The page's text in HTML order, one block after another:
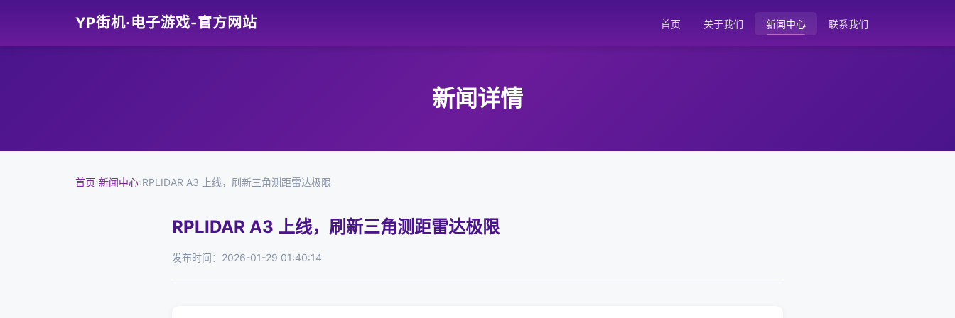
YP街机·电子游戏-官方网站 首页 关于我们 新闻中心 联系我们
新闻详情
首页›新闻中心›RPLIDAR A3 上线，刷新三角测距雷达极限
RPLIDAR A3 上线，刷新三角测距雷达极限
发布时间：2026-01-29 01:40:14